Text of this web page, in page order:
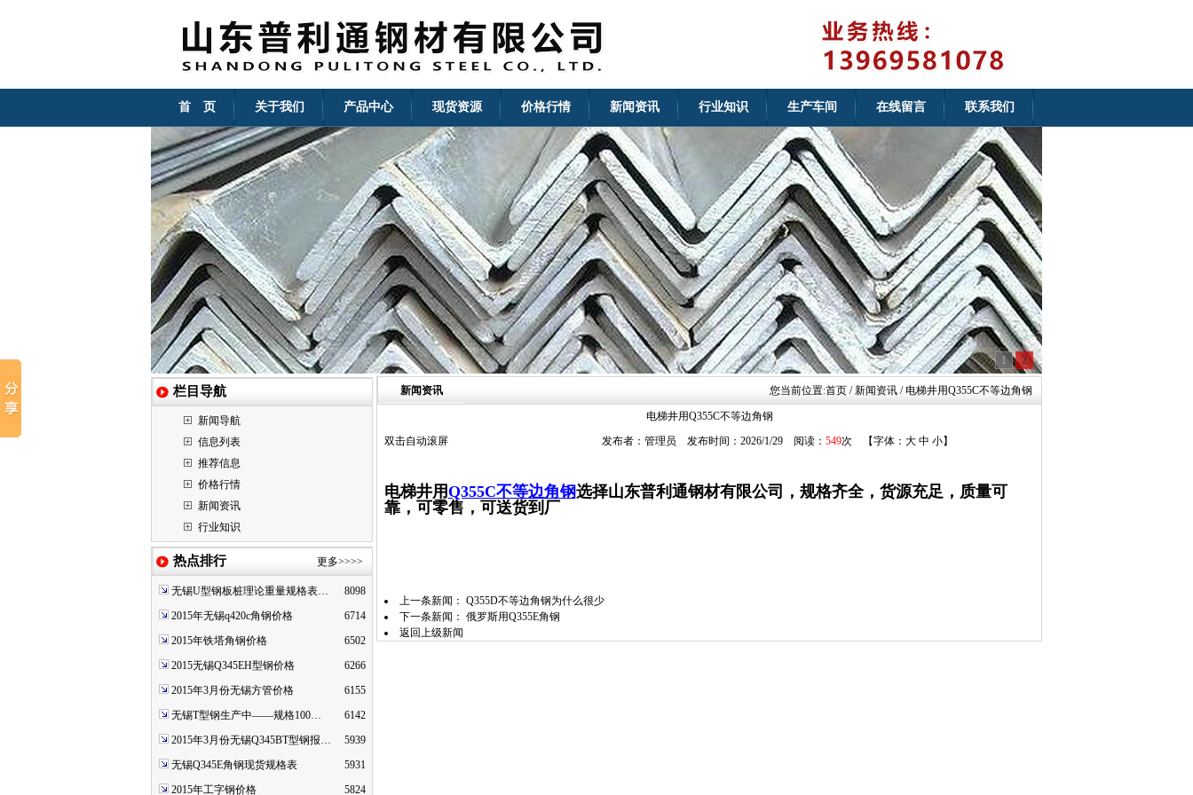
首 页 关于我们 产品中心 现货资源 价格行情 新闻资讯 行业知识 生产车间 在线留言 联系我们
1 2
栏目导航
新闻导航
信息列表
推荐信息
价格行情
新闻资讯
行业知识
热点排行 更多>>>>
无锡U型钢板桩理论重量规格表…
8098
2015年无锡q420c角钢价格
6714
2015年铁塔角钢价格
6502
2015无锡Q345EH型钢价格
6266
2015年3月份无锡方管价格
6155
无锡T型钢生产中——规格100…
6142
2015年3月份无锡Q345BT型钢报…
5939
无锡Q345E角钢现货规格表
5931
2015年工字钢价格
5824
新闻资讯 您当前位置:首页 / 新闻资讯 / 电梯井用Q355C不等边角钢
电梯井用Q355C不等边角钢
双击自动滚屏
发布者：管理员 发布时间：2026/1/29 阅读： 549次 【字体： 大 中 小】
电梯井用Q355C不等边角钢选择山东普利通钢材有限公司，规格齐全，货源充足，质量可
靠，可零售，可送货到厂
上一条新闻： Q355D不等边角钢为什么很少
下一条新闻： 俄罗斯用Q355E角钢
返回上级新闻